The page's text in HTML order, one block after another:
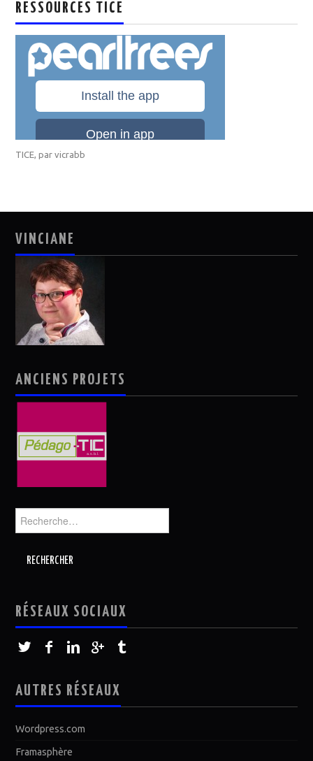
RESSOURCES TICE
TICE, parvicrabb
VINCIANE
ANCIENS PROJETS
Rechercher :
RÉSEAUX SOCIAUX
AUTRES RÉSEAUX
Wordpress.com
Framasphère